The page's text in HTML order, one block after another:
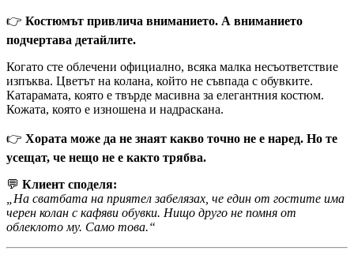
👉 Костюмът привлича вниманието. А вниманието
подчертава детайлите.
Когато сте облечени официално, всяка малка несъответствие
изпъква. Цветът на колана, който не съвпада с обувките.
Катарамата, която е твърде масивна за елегантния костюм.
Кожата, която е изношена и надраскана.
👉 Хората може да не знаят какво точно не е наред. Но те
усещат, че нещо не е както трябва.
💬 Клиент споделя:
„На сватбата на приятел забелязах, че един от гостите има
черен колан с кафяви обувки. Нищо друго не помня от
облеклото му. Само това.“